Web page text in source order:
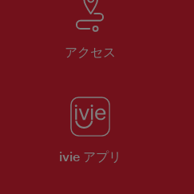
アクセス
ivie アプリ